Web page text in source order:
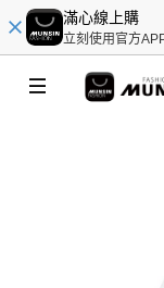
滿心線上購
立刻使用官方